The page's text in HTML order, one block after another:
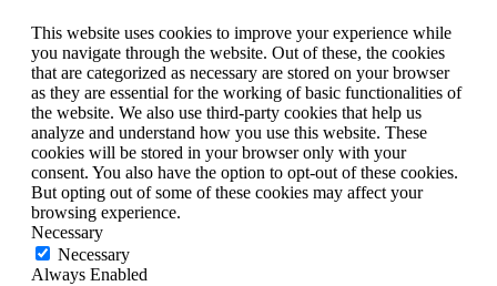
This website uses cookies to improve your experience while
you navigate through the website. Out of these, the cookies
that are categorized as necessary are stored on your browser
as they are essential for the working of basic functionalities of
the website. We also use third-party cookies that help us
analyze and understand how you use this website. These
cookies will be stored in your browser only with your
consent. You also have the option to opt-out of these cookies.
But opting out of some of these cookies may affect your
browsing experience.
Necessary
Necessary
Always Enabled